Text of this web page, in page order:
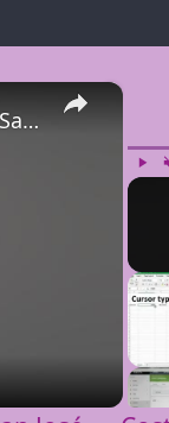
×
🌊 White Water Rafting Day Trip from San José — Costa Rica's Best Adventure 🇨🇷